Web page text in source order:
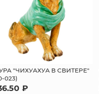
"ЧИХУАХУА В СВИТЕРЕ"
023)
₽